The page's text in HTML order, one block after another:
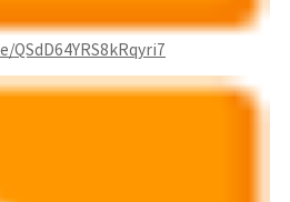
QSdD64YRS8kRqyri7